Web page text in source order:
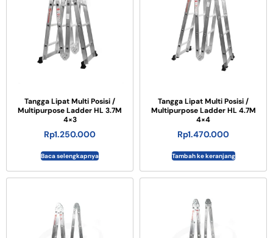
Tangga Lipat Multi Posisi /
Multipurpose Ladder HL 3.7M
4×3
Rp1.250.000
Baca selengkapnya
Tangga Lipat Multi Posisi /
Multipurpose Ladder HL 4.7M
4×4
Rp1.470.000
Tambah ke keranjang